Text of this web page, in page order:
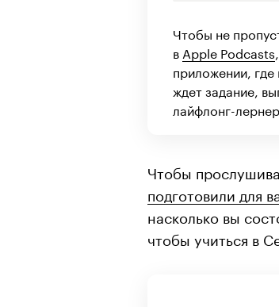
Чтобы не
в Apple Podcasts
приложении,
ждет задание,
лайфлонг-
Чтобы
подготовили для
насколько вы
чтобы учиться в